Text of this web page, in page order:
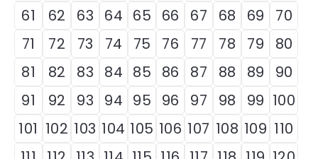
61
62 63 64 65 66 67 68 69
70
71
72 73 74 75 76 77 78 79
80
81
82 83 84 85 86 87 88 89
90
91
92 93 94 95 96 97 98 99 100
101 102 103 104 105 106 107 108 109 110